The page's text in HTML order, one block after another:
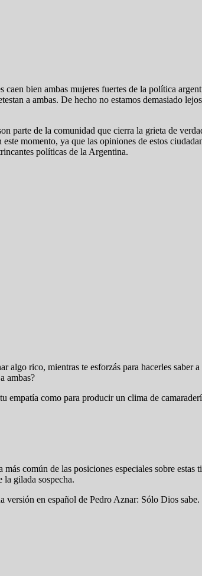
bien ambas mujeres fuertes de la política
a ambas. De hecho no estamos demasiado
de la comunidad que cierra la grieta de
momento, ya que las opiniones de estos
políticas de la Argentina.
rico, mientras te esforzás para hacerles saber
ambas?
empatía como para producir un clima de
común de las posiciones especiales sobre
la gilada sospecha.
en español de Pedro Aznar: Sólo Dios sabe.